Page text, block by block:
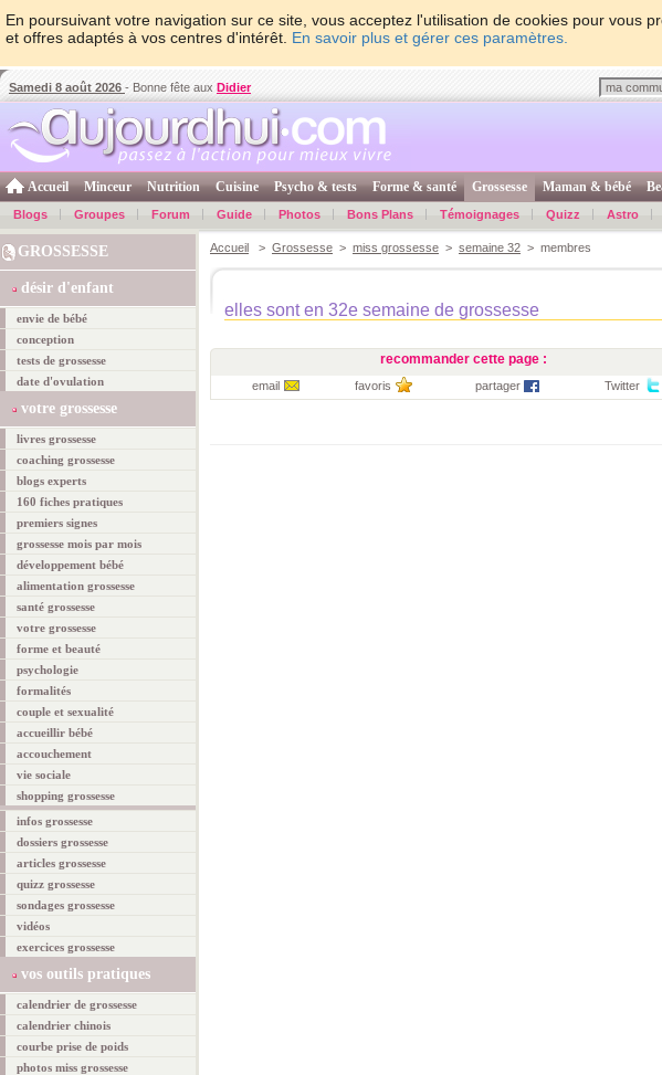
En poursuivant votre navigation sur ce site, vous acceptez l'utilisation de cookies pour vous
et offres adaptés à vos centres d'intérêt. En savoir plus et gérer ces paramètres.
Samedi 8 août 2026 - Bonne fête aux Didier
Accueil Minceur Nutrition Cuisine Psycho & tests Forme & santé Grossesse Maman & bébé
Blogs Groupes Forum Guide Photos Bons Plans Témoignages Quizz Astro
GROSSESSE
désir d'enfant
envie de bébé
conception
tests de grossesse
date d'ovulation
votre grossesse
livres grossesse
coaching grossesse
blogs experts
160 fiches pratiques
premiers signes
grossesse mois par mois
développement bébé
alimentation grossesse
santé grossesse
votre grossesse
forme et beauté
psychologie
formalités
couple et sexualité
accueillir bébé
accouchement
vie sociale
shopping grossesse
infos grossesse
dossiers grossesse
articles grossesse
quizz grossesse
sondages grossesse
vidéos
exercices grossesse
vos outils pratiques
calendrier de grossesse
calendrier chinois
courbe prise de poids
photos miss grossesse
Accueil > Grossesse > miss grossesse > semaine 32 > membres
elles sont en 32e semaine de grossesse
recommander cette page :
email favoris partager Twitter